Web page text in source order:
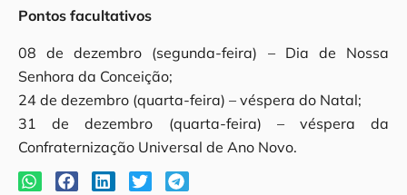
Pontos facultativos
08 de dezembro (segunda-feira) – Dia de Nossa
Senhora da Conceição;
24 de dezembro (quarta-feira) – véspera do Natal;
31 de dezembro (quarta-feira) – véspera da
Confraternização Universal de Ano Novo.